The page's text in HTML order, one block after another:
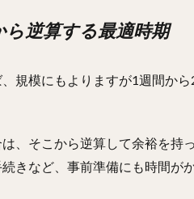
逆算する最適時期
規模にもよりますが1週間か
、そこから逆算して余裕を持
きなど、事前準備にも時間が